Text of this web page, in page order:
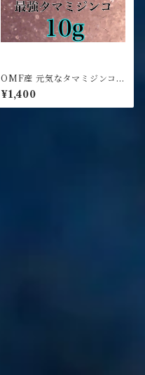
OMF産 元気なタマミジンコ 1
0g
¥1,400